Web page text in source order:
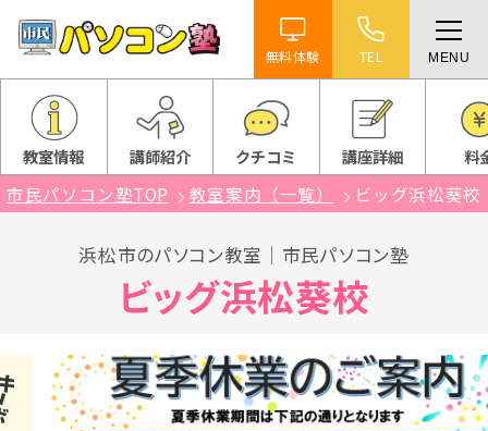
無料体験 TEL MENU
ホーム
特徴
講座紹介
教室案内
よくある質問
教室情報 講師紹介 クチコミ 講座詳細 料
市民パソコン塾TOP 教室案内（一覧） ビッグ浜松葵校
浜松市のパソコン教室｜市民パソコン塾
ビッグ浜松葵校